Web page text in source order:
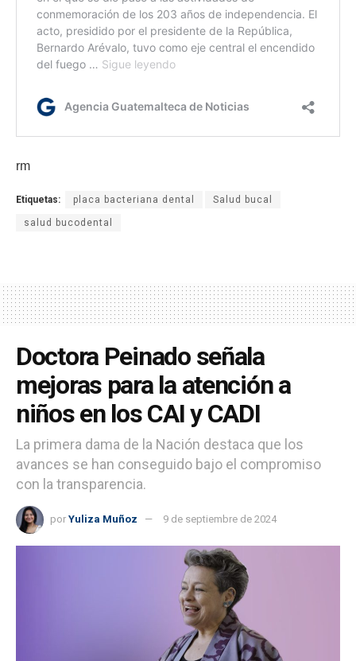
rm
Etiquetas: placa bacteriana dental Salud bucal
salud bucodental
Doctora Peinado señala
mejoras para la atención a
niños en los CAI y CADI
La primera dama de la Nación destaca que los
avances se han conseguido bajo el compromiso
con la transparencia.
por Yuliza Muñoz 9 de septiembre de 2024